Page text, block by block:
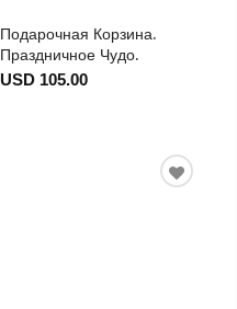
Подарочная Корзина.
Праздничное Чудо.
USD 105.00